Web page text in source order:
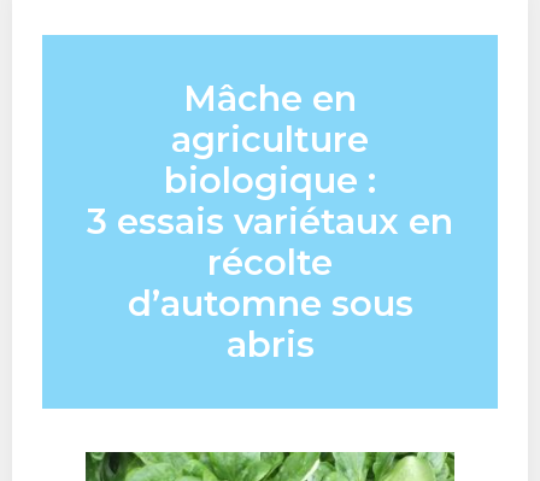
Mâche en
agriculture
biologique :
3 essais variétaux en
récolte
d’automne sous
abris